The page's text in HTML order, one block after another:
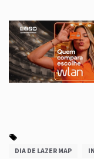
DIA DE LAZER MAP